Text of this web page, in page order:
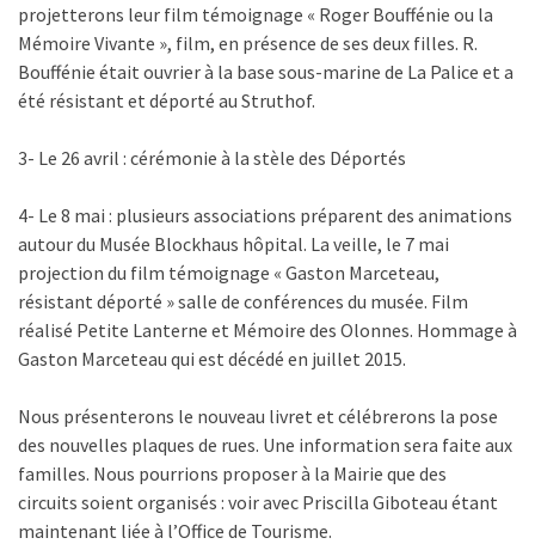
projetterons leur film témoignage « Roger Bouffénie ou la
Mémoire Vivante », film, en présence de ses deux filles. R.
Bouffénie était ouvrier à la base sous-marine de La Palice et a
été résistant et déporté au Struthof.
3- Le 26 avril : cérémonie à la stèle des Déportés
4- Le 8 mai : plusieurs associations préparent des animations
autour du Musée Blockhaus hôpital. La veille, le 7 mai
projection du film témoignage « Gaston Marceteau,
résistant déporté » salle de conférences du musée. Film
réalisé Petite Lanterne et Mémoire des Olonnes. Hommage à
Gaston Marceteau qui est décédé en juillet 2015.
Nous présenterons le nouveau livret et célébrerons la pose
des nouvelles plaques de rues. Une information sera faite aux
familles. Nous pourrions proposer à la Mairie que des
circuits soient organisés : voir avec Priscilla Giboteau étant
maintenant liée à l’Office de Tourisme.